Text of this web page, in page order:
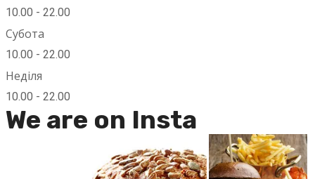
10.00 - 22.00
Субота
10.00 - 22.00
Неділя
10.00 - 22.00
We are on Insta